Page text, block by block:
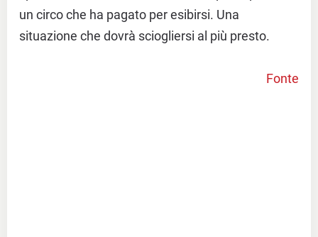
un circo che ha pagato per esibirsi. Una
situazione che dovrà sciogliersi al più presto.
Fonte